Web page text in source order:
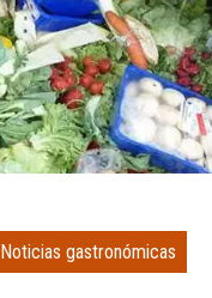
Noticias gastronómicas